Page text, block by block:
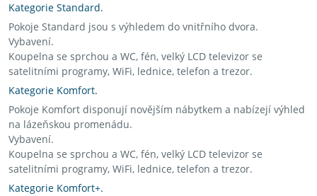
Kategorie Standard.
Pokoje Standard jsou s výhledem do vnitřního dvora.
Vybavení.
Koupelna se sprchou a WC, fén, velký LCD televizor se
satelitními programy, WiFi, lednice, telefon a trezor.
Kategorie Komfort.
Pokoje Komfort disponují novějším nábytkem a nabízejí výhled
na lázeňskou promenádu.
Vybavení.
Koupelna se sprchou a WC, fén, velký LCD televizor se
satelitními programy, WiFi, lednice, telefon a trezor.
Kategorie Komfort+.